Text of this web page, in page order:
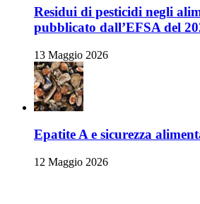
Residui di pesticidi negli
pubblicato dall’EFSA del
13 Maggio 2026
Epatite A e sicurezza
12 Maggio 2026